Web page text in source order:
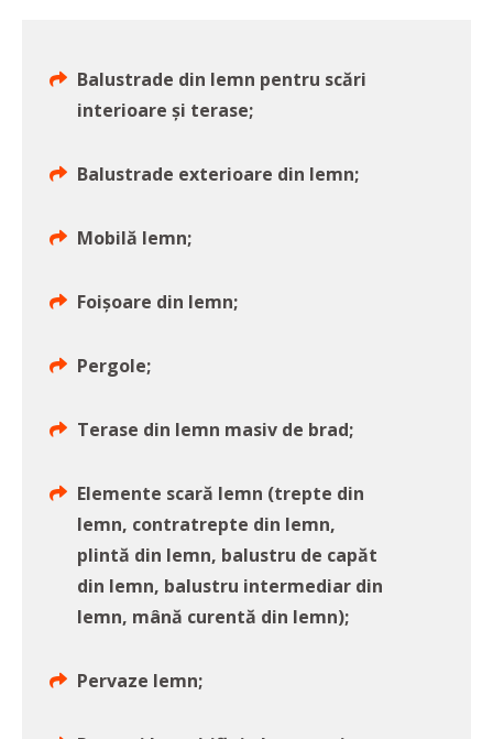
Balustrade din lemn pentru scări
interioare și terase;
Balustrade exterioare din lemn;
Mobilă lemn;
Foișoare din lemn;
Pergole;
Terase din lemn masiv de brad;
Elemente scară lemn (trepte din
lemn, contratrepte din lemn,
plintă din lemn, balustru de capăt
din lemn, balustru intermediar din
lemn, mână curentă din lemn);
Pervaze lemn;